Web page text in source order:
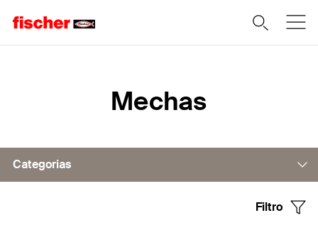
Mechas
Categorias
Filtro